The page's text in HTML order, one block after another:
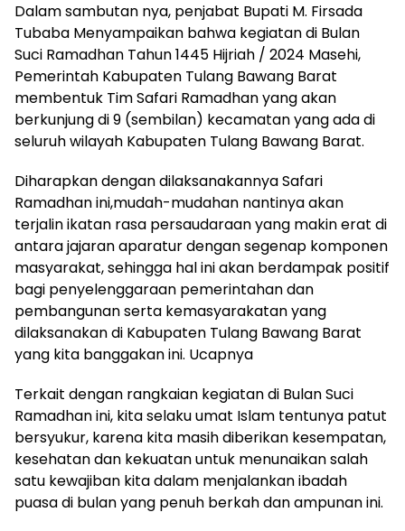
Dalam sambutan nya, penjabat Bupati M. Firsada
Tubaba Menyampaikan bahwa kegiatan di Bulan
Suci Ramadhan Tahun 1445 Hijriah / 2024 Masehi,
Pemerintah Kabupaten Tulang Bawang Barat
membentuk Tim Safari Ramadhan yang akan
berkunjung di 9 (sembilan) kecamatan yang ada di
seluruh wilayah Kabupaten Tulang Bawang Barat.
Diharapkan dengan dilaksanakannya Safari
Ramadhan ini,mudah-mudahan nantinya akan
terjalin ikatan rasa persaudaraan yang makin erat di
antara jajaran aparatur dengan segenap komponen
masyarakat, sehingga hal ini akan berdampak positif
bagi penyelenggaraan pemerintahan dan
pembangunan serta kemasyarakatan yang
dilaksanakan di Kabupaten Tulang Bawang Barat
yang kita banggakan ini. Ucapnya
Terkait dengan rangkaian kegiatan di Bulan Suci
Ramadhan ini, kita selaku umat Islam tentunya patut
bersyukur, karena kita masih diberikan kesempatan,
kesehatan dan kekuatan untuk menunaikan salah
satu kewajiban kita dalam menjalankan ibadah
puasa di bulan yang penuh berkah dan ampunan ini.